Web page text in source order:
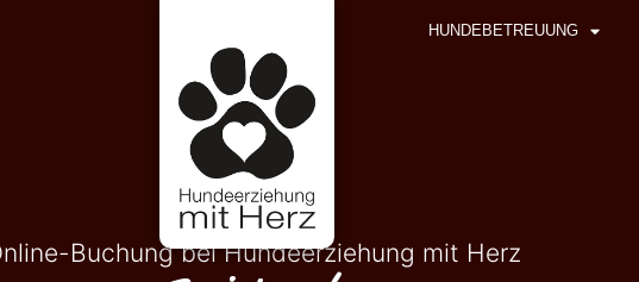
HUNDEBETREUUNG
Buchung bei Hundeerziehung mit Herz